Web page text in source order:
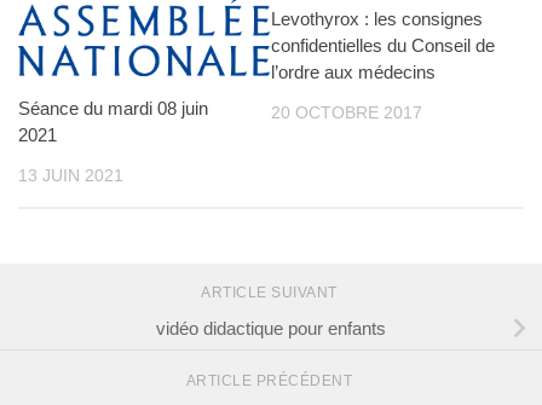
Séance du mardi 08 juin
2021
13 JUIN 2021
Levothyrox : les consignes
confidentielles du Conseil de
l’ordre aux médecins
20 OCTOBRE 2017
ARTICLE SUIVANT
vidéo didactique pour enfants
ARTICLE PRÉCÉDENT